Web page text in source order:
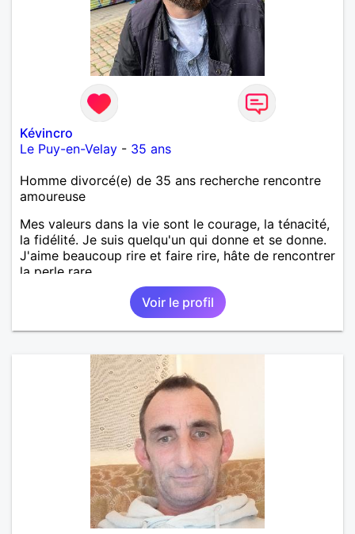
Kévincro
Le Puy-en-Velay - 35 ans
Homme divorcé(e) de 35 ans recherche rencontre
amoureuse
Mes valeurs dans la vie sont le courage, la ténacité,
la fidélité. Je suis quelqu'un qui donne et se donne.
J'aime beaucoup rire et faire rire, hâte de rencontrer
la perle rare.
Voir le profil